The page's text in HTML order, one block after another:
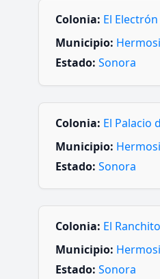
Colonia: El Electrón
Municipio:
Estado: Sonora
Colonia: El Palacio
Municipio:
Estado: Sonora
Colonia: El Ranchito
Municipio:
Estado: Sonora